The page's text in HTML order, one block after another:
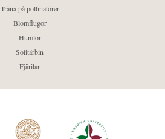
Träna på pollinatörer
Blomflugor
Humlor
Solitärbin
Fjärilar